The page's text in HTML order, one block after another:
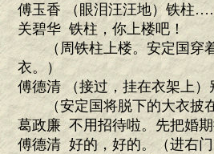
傅玉香 （眼泪汪汪地）铁柱
关碧华 铁柱，你上楼吧！
（周铁柱上楼。安定国穿着
衣。）
傅德清 （接过，挂在衣架上
（安定国将脱下的大衣披
葛政廉 不用招待啦。先把婚
傅德清 好的，好的。（进右